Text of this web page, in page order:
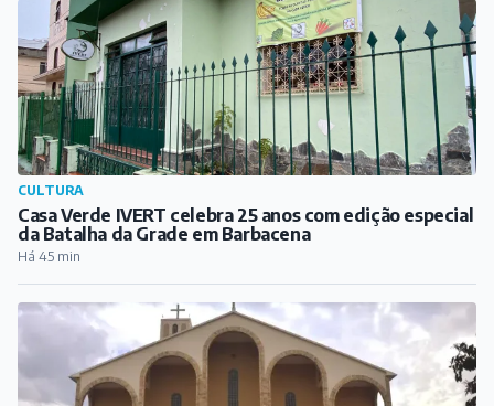
CULTURA
Casa Verde IVERT celebra 25 anos com edição especial
da Batalha da Grade em Barbacena
Há 45 min